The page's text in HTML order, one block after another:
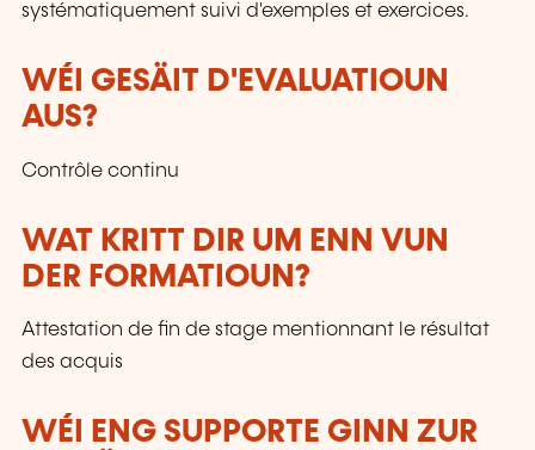
systématiquement suivi d'exemples et exercices.
WÉI GESÄIT D'EVALUATIOUN
AUS?
Contrôle continu
WAT KRITT DIR UM ENN VUN
DER FORMATIOUN?
Attestation de fin de stage mentionnant le résultat
des acquis
WÉI ENG SUPPORTE GINN ZUR